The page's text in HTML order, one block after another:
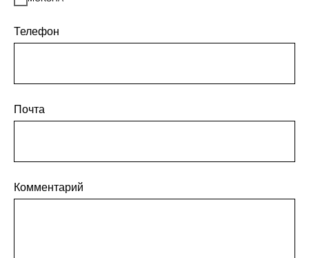
Телефон
Почта
Комментарий